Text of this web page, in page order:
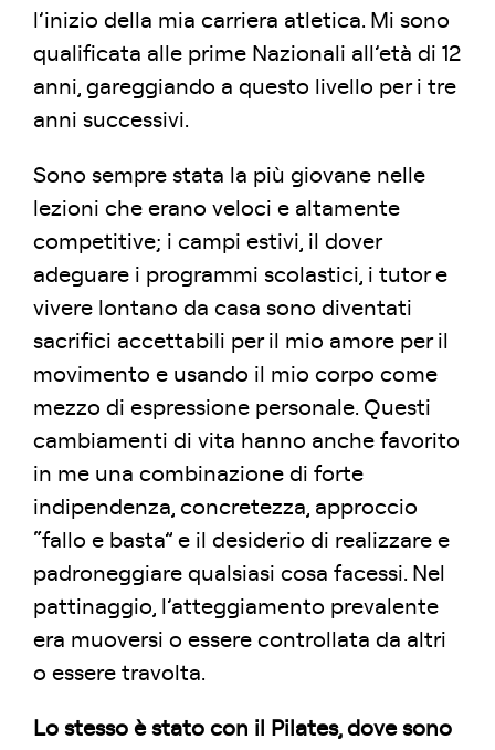
l’inizio della mia carriera atletica. Mi sono
qualificata alle prime Nazionali all’età di 12
anni, gareggiando a questo livello per i tre
anni successivi.
Sono sempre stata la più giovane nelle
lezioni che erano veloci e altamente
competitive; i campi estivi, il dover
adeguare i programmi scolastici, i tutor e
vivere lontano da casa sono diventati
sacrifici accettabili per il mio amore per il
movimento e usando il mio corpo come
mezzo di espressione personale. Questi
cambiamenti di vita hanno anche favorito
in me una combinazione di forte
indipendenza, concretezza, approccio
“fallo e basta” e il desiderio di realizzare e
padroneggiare qualsiasi cosa facessi. Nel
pattinaggio, l’atteggiamento prevalente
era muoversi o essere controllata da altri
o essere travolta.
Lo stesso è stato con il Pilates, dove sono